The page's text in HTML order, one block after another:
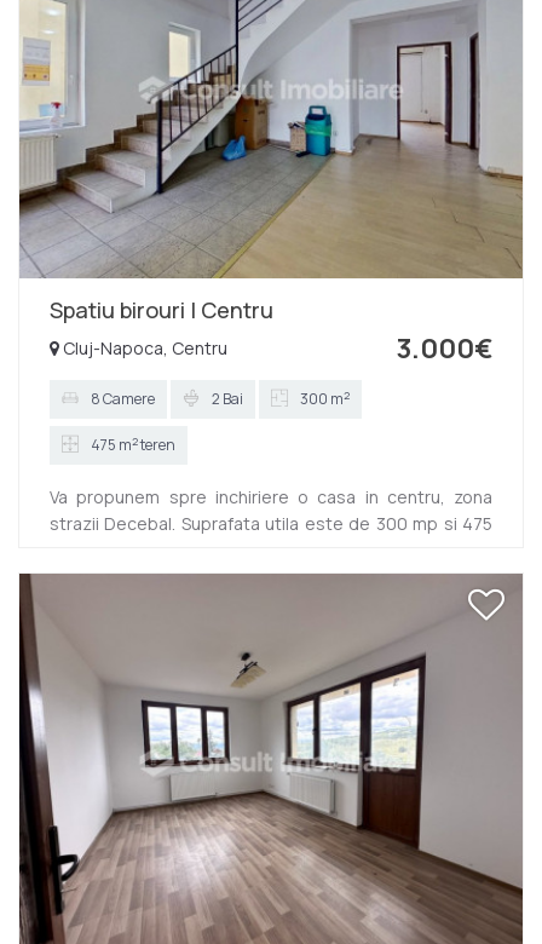
accesibila si liniștită. Contactați-ne cu încredere
pentru mai multe detalii!
Spatiu birouri | Centru
3.000€
Cluj-Napoca, Centru
8 Camere 2 Bai 300 m2
475 m2teren
Va propunem spre inchiriere o casa in centru, zona
strazii Decebal. Suprafata utila este de 300 mp si 475
Compartimentarea a fost gandita astfel: Parter: - 2
camere - 1 chicineta - 1 spatiu sanitar - 1 spatiu de
de depozitare - 2 balcoane Mansarda: - 3 camere - 1
spatiu de depozitare In curtea imobilului exista spatiu
pentru locuri de parcare. Zona...